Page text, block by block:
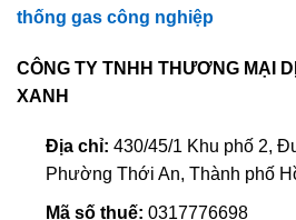
thống gas công nghiệp
CÔNG TY TNHH THƯƠNG MẠI
XANH
Địa chỉ: 430/45/1 Khu phố 2,
Phường Thới An, Thành phố
Mã số thuế: 0317776698